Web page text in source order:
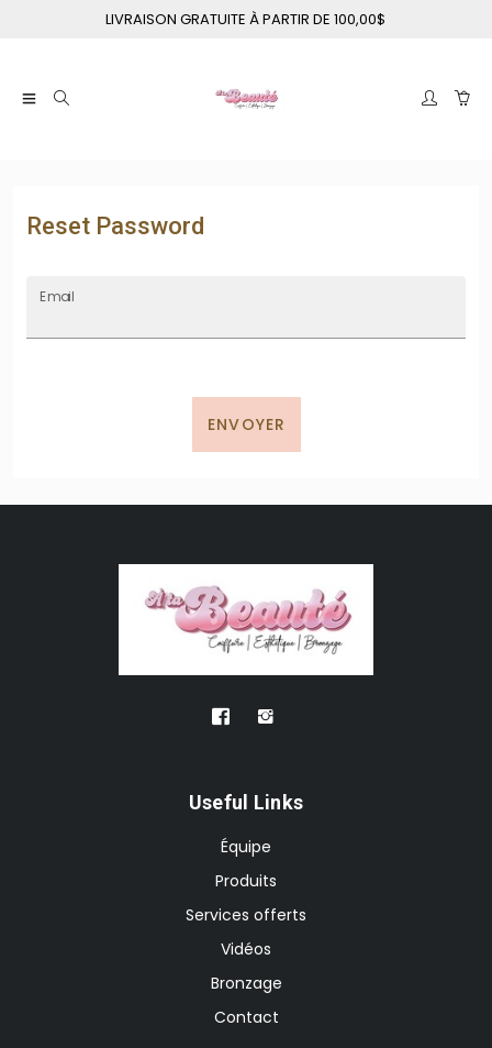
LIVRAISON GRATUITE À PARTIR DE 100,00$
Reset Password
Email
ENVOYER
Useful Links
Équipe
Produits
Services offerts
Vidéos
Bronzage
Contact